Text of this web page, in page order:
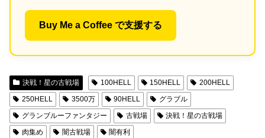
Buy Me a Coffee で支援する
決戦！星の古戦場 100HELL 150HELL
200HELL
250HELL
3500万 90HELL
グラブル
グランブルーファンタジー
古戦場
決戦！星の古戦場
肉集め
闇古戦場 闇有利